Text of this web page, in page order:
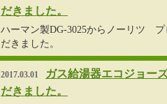
だきました。
ハーマン製DG-3025からノーリツ プ
だきました。
2017.03.01
ガス給湯器エコジョー
だきました。